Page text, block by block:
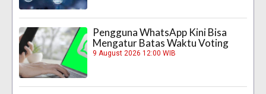
Pengguna WhatsApp Kini Bisa
Mengatur Batas Waktu Voting
9 August 2026 12:00 WIB